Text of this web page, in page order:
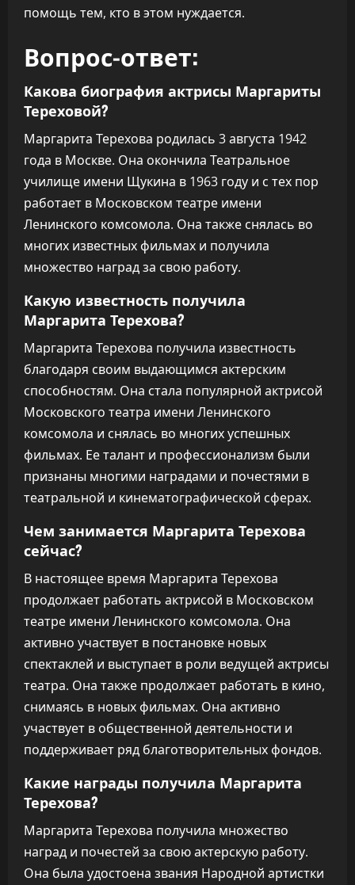
помощь тем, кто в этом нуждается.
Вопрос-ответ:
Какова биография актрисы Маргариты
Тереховой?
Маргарита Терехова родилась 3 августа 1942
года в Москве. Она окончила Театральное
училище имени Щукина в 1963 году и с тех пор
работает в Московском театре имени
Ленинского комсомола. Она также снялась во
многих известных фильмах и получила
множество наград за свою работу.
Какую известность получила
Маргарита Терехова?
Маргарита Терехова получила известность
благодаря своим выдающимся актерским
способностям. Она стала популярной актрисой
Московского театра имени Ленинского
комсомола и снялась во многих успешных
фильмах. Ее талант и профессионализм были
признаны многими наградами и почестями в
театральной и кинематографической сферах.
Чем занимается Маргарита Терехова
сейчас?
В настоящее время Маргарита Терехова
продолжает работать актрисой в Московском
театре имени Ленинского комсомола. Она
активно участвует в постановке новых
спектаклей и выступает в роли ведущей актрисы
театра. Она также продолжает работать в кино,
снимаясь в новых фильмах. Она активно
участвует в общественной деятельности и
поддерживает ряд благотворительных фондов.
Какие награды получила Маргарита
Терехова?
Маргарита Терехова получила множество
наград и почестей за свою актерскую работу.
Она была удостоена звания Народной артистки